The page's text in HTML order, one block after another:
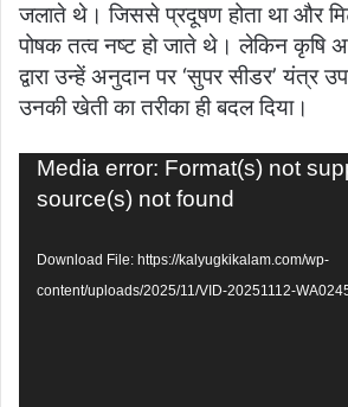
जलाते थे। जिससे प्रदूषण होता था और
पोषक तत्व नष्ट हो जाते थे। लेकिन कृषि
द्वारा उन्हें अनुदान पर ‘सुपर सीडर’ यंत्र
उनकी खेती का तरीका ही बदल दिया।
Video
Player
Media error: Format(s) not
source(s) not found
Download File: https://kalyugkikalam.com/wp-
content/uploads/2025/11/VID-20251112-